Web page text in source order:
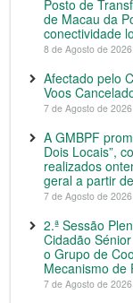
Posto de
de Macau da
conectividade
8 de Agosto de
Afectado pelo
Voos
7 de Agosto de
A GMBPF
Dois Locais”,
realizados
geral a partir
7 de Agosto de
2.ª Sessão
Cidadão
o Grupo de
Mecanismo de
7 de Agosto de